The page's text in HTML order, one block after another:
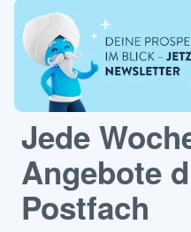
Jede
Angebote
Postfach